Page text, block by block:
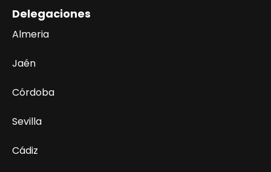
Delegaciones
Almeria
Jaén
Córdoba
Sevilla
Cádiz